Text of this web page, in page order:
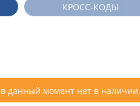
КРОСС-КОДЫ
данный момент нет в